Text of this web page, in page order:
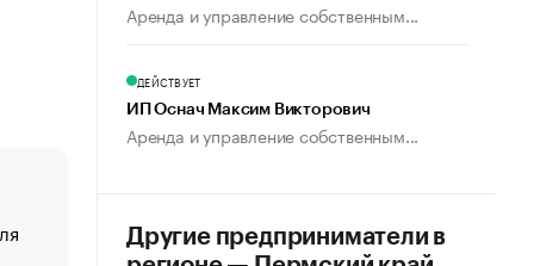
«От спорта тело стареет иначе». Как живет глава
создавшей GTA
Аренда и управление собственным...
ДЕЙСТВУЕТ
ИП Оснач Максим Викторович
Аренда и управление собственным...
Другие предприниматели в